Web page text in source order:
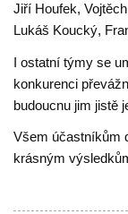
Jiří Houfek,
Lukáš Koucký,
I ostatní týmy se
konkurenci
budoucnu jim jistě
Všem účastníkům
krásným